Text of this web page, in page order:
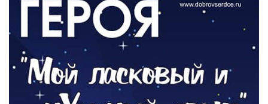
Новый настил на экотропе
05.08.2026